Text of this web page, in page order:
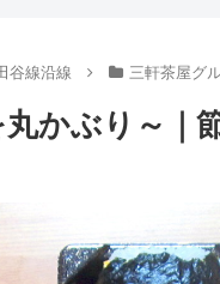
谷線沿線 三軒茶屋グ
かぶり～｜